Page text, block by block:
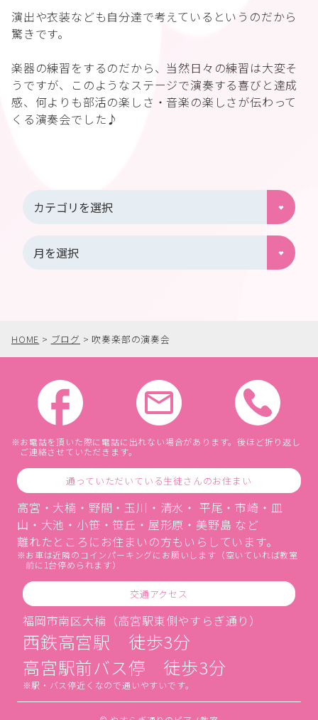
演出や衣装なども自分達で考えているというのだから
驚きです。
楽器の練習をするのだから、当然日々の練習は大変そ
うですが、このようなステージで演奏する喜びと達成
感、何よりも部活の楽しさ・音楽の楽しさが伝わって
くる演奏会でした♪
HOME > ブログ > 吹奏楽部の演奏会
お電話を頂いた際に電話に出れない場合があります。後ほど折り返し
ご連絡させていただきます。
通っていただいている生徒さんのお住まい
高宮・大楠・野間・玉川・清水・ 平尾・市崎・皿
山・大池・小笹・笹丘・屋形原・美野島 など
離れたところにお住まいの方もいらしています。
お車は近隣のコインパーキングにお願いします（空いていれば教室
前に1台停められます）
交通アクセス
福岡市南区大楠（高宮駅東側やすらぎ通り）
西鉄高宮駅 徒歩3分
高宮駅前バス停 徒歩3分
駅・バス停近くなので通いやすいです。